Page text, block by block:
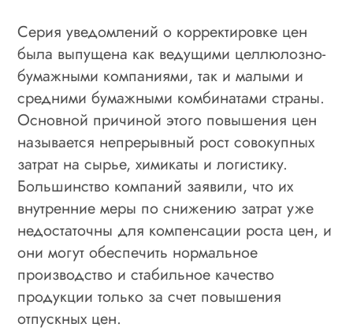
Серия уведомлений о корректировке цен
была выпущена как ведущими целлюлозно-
бумажными компаниями, так и малыми и
средними бумажными комбинатами страны.
Основной причиной этого повышения цен
называется непрерывный рост совокупных
затрат на сырье, химикаты и логистику.
Большинство компаний заявили, что их
внутренние меры по снижению затрат уже
недостаточны для компенсации роста цен, и
они могут обеспечить нормальное
производство и стабильное качество
продукции только за счет повышения
отпускных цен.